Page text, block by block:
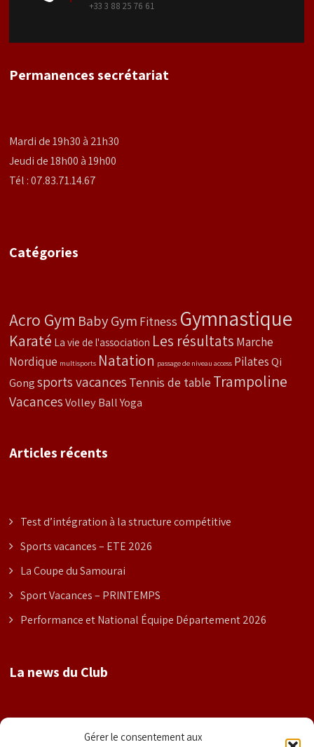
Gérer le consentement aux
+33 3 88 25 76 61
Permanences secrétariat
Mardi de 19h30 à 21h30
Jeudi de 18h00 à 19h00
Tél : 07.83.71.14.67
Catégories
Acro Gym Baby Gym Fitness Gymnastique
Karaté La vie de l'association Les résultats Marche
Nordique multisports Natation passage de niveau access Pilates Qi
Gong sports vacances Tennis de table Trampoline
Vacances Volley Ball Yoga
Articles récents
Test d’intégration à la structure compétitive
Sports vacances – ETE 2026
La Coupe du Samourai
Sport Vacances – PRINTEMPS
Performance et National Équipe Département 2026
La news du Club